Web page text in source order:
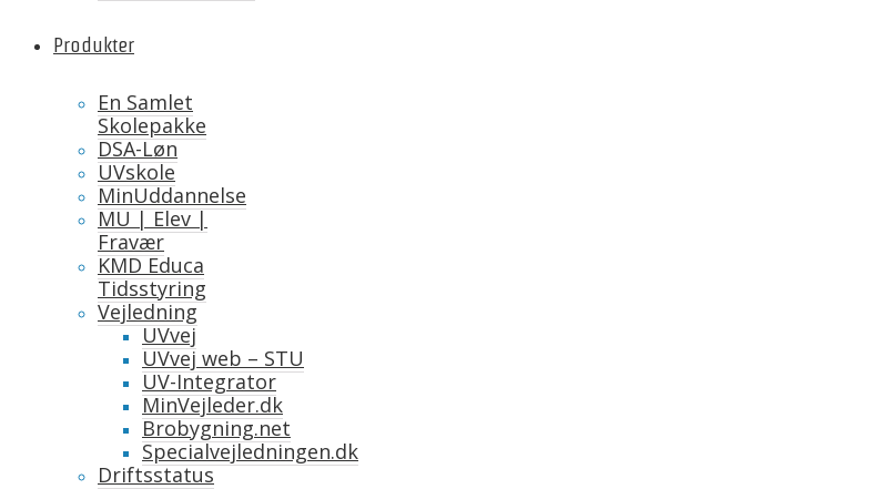
Produkter
En Samlet
Skolepakke
DSA-Løn
UVskole
MinUddannelse
MU | Elev |
Fravær
KMD Educa
Tidsstyring
Vejledning
UVvej
UVvej web – STU
UV-Integrator
MinVejleder.dk
Brobygning.net
Specialvejledningen.dk
Driftsstatus